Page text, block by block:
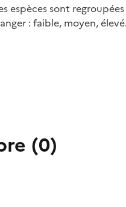
espèces sont
: faible, moyen, élevé.
(0)